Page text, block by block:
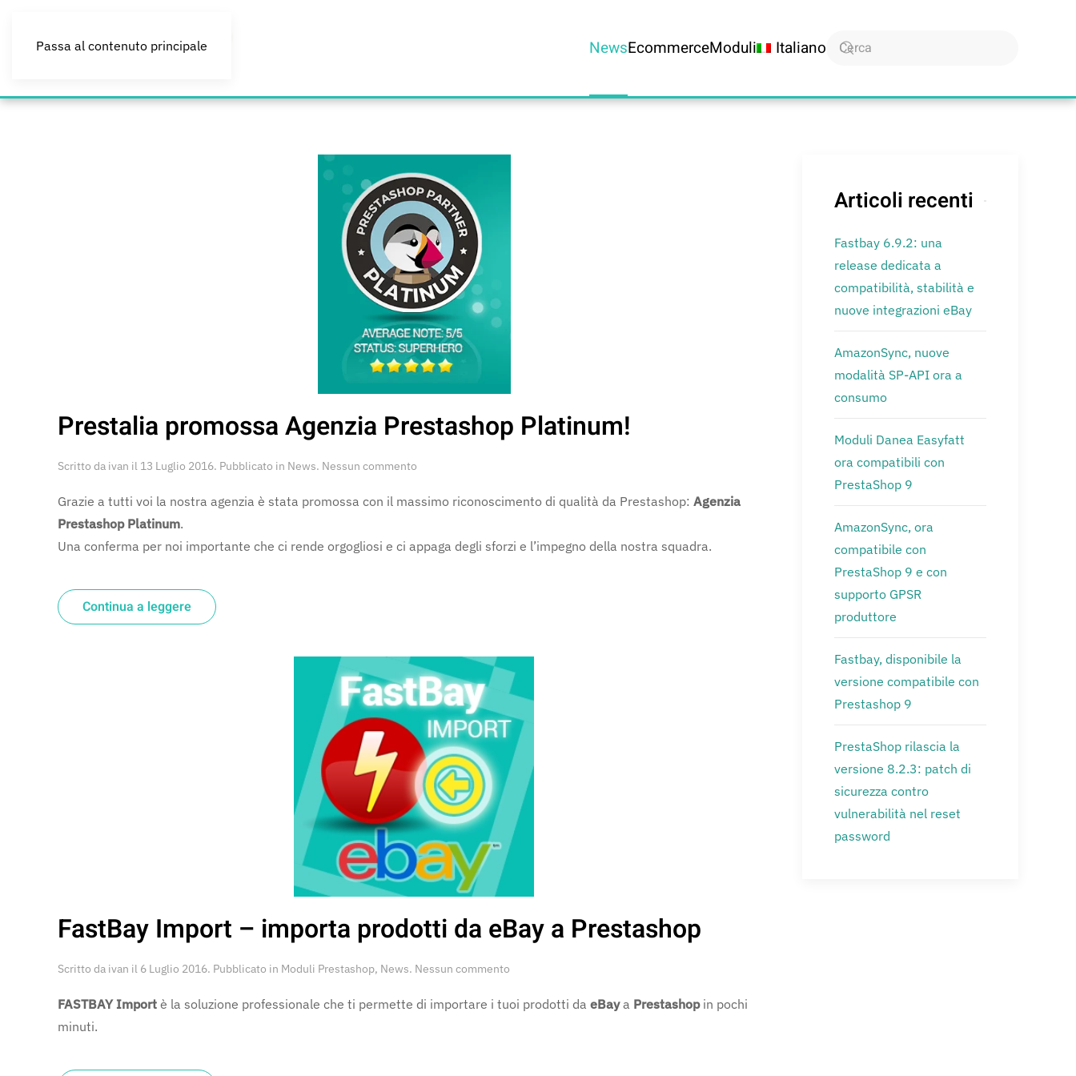
Passa al contenuto principale NewsEcommerceModuli Italiano
Prestalia promossa Agenzia Prestashop Platinum!
Scritto da ivan il 13 Luglio 2016. Pubblicato in News. Nessun commento
promossa
Platinum!
Grazie a tutti voi la nostra agenzia è stata promossa con il massimo riconoscimento di qualità da Prestashop: Agenzia
Prestashop Platinum.
Una conferma per noi importante che ci rende orgogliosi e ci appaga degli sforzi e l’impegno della nostra squadra.
Continua a leggere
FastBay Import – importa prodotti da eBay a Prestashop
Scritto da ivan il 6 Luglio 2016. Pubblicato in Moduli Prestashop, News. Nessun commento
Import
FASTBAY Import è la soluzione professionale che ti permette di importare i tuoi prodotti da eBaya Prestashopin pochi
minuti.
Articoli recenti
Fastbay 6.9.2: una
release dedicata a
compatibilità, stabilità e
nuove integrazioni eBay
AmazonSync, nuove
modalità SP-API ora a
consumo
Moduli Danea Easyfatt
ora compatibili con
PrestaShop 9
AmazonSync, ora
compatibile con
PrestaShop 9 e con
supporto GPSR
produttore
Fastbay, disponibile la
versione compatibile con
Prestashop 9
PrestaShop rilascia la
versione 8.2.3: patch di
sicurezza contro
vulnerabilità nel reset
password